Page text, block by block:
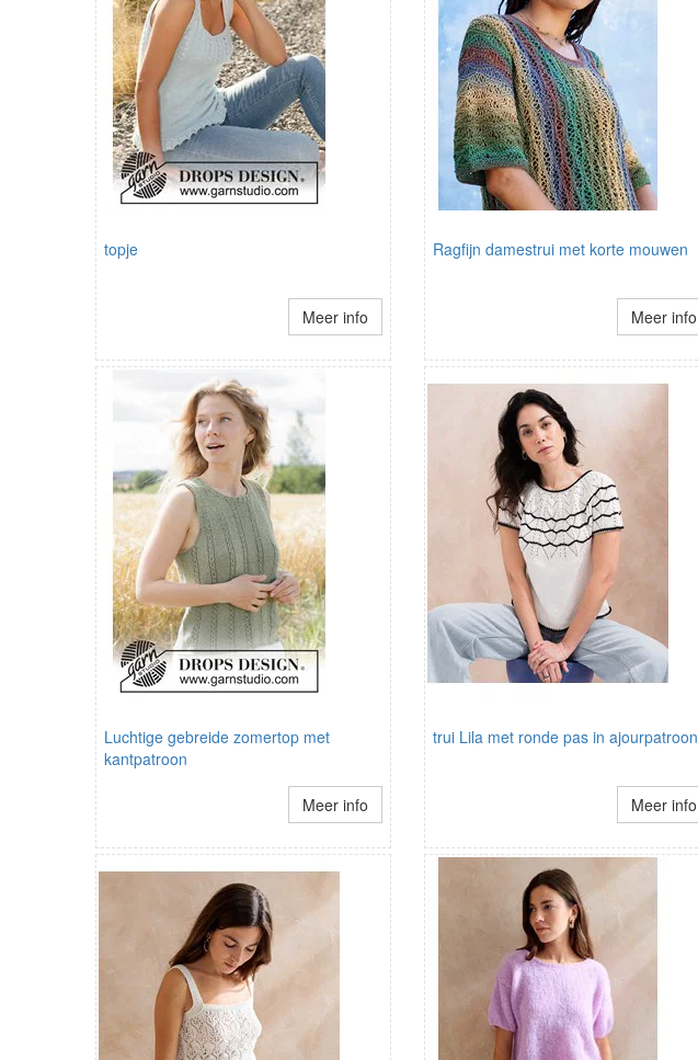
topje
Meer info
Ragfijn damestrui met korte mouwen
Meer info
Luchtige gebreide zomertop met
kantpatroon
Meer info
trui Lila met ronde pas in ajourpatroon
Meer info